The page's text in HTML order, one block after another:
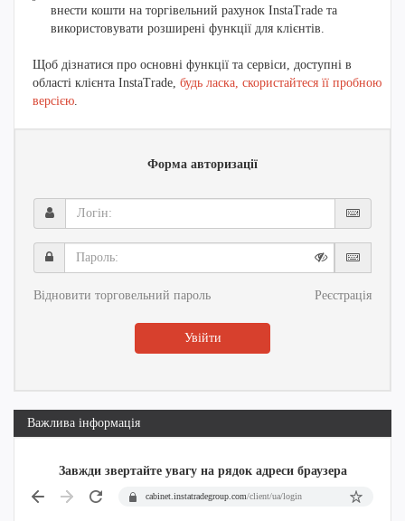
внести кошти на торгівельний рахунок InstaTrade та
використовувати розширені функції для клієнтів.
Щоб дізнатися про основні функції та сервіси, доступні в
області клієнта InstaTrade, будь ласка, скористайтеся її пробною
версією.
Форма авторизації
Логін:
Пароль:
Відновити торговельний пароль Реєстрація
Увійти
Важлива інформація
Завжди звертайте увагу на рядок адреси браузера
cabinet.instatradegroup.com/client/ua/login